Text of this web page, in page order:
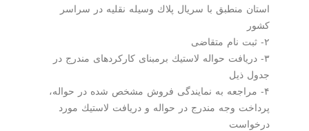
استان منطبق با سریال پلاك وسیله نقلیه در سراسر
۳- دریافت حواله لاستیك برمبنای كاركردهای مندرج در
جدول ذیل
۴- مراجعه به نمایندگی فروش مشخص شده در حواله،
پرداخت وجه مندرج در حواله و دریافت لاستیك مورد
درخواست